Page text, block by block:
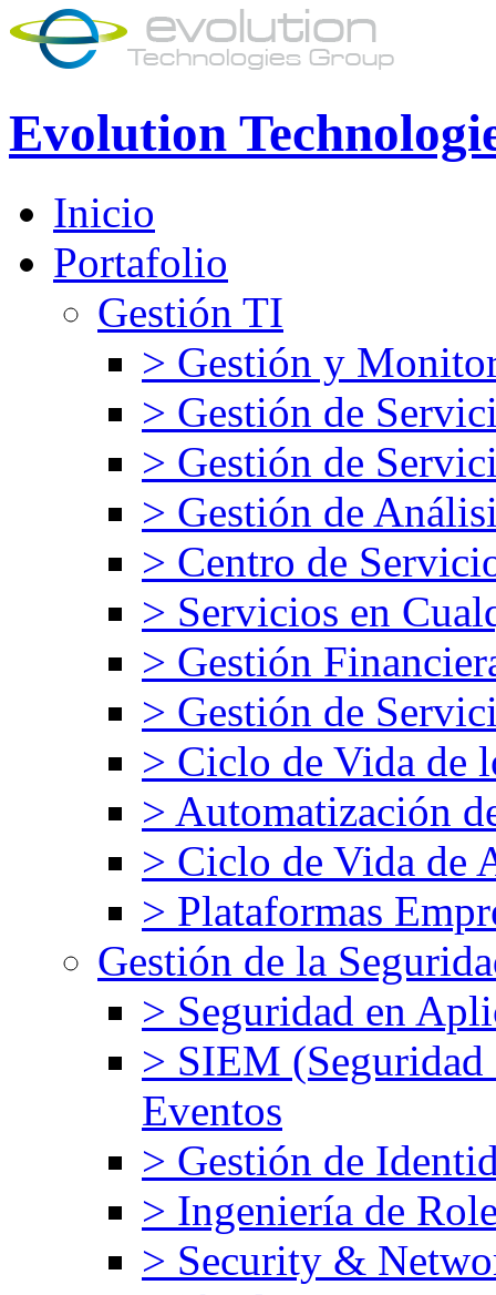
Evolution
Inicio
Portafolio
Gestión TI
> Gestión y
> Gestión de
> Gestión de
> Gestión de
> Centro de
> Servicios en
> Gestión
> Gestión de
> Ciclo de Vida de
> Automatización
> Ciclo de Vida de
> Plataformas
Gestión de la
> Seguridad en
> SIEM
Eventos
> Gestión de
> Ingeniería de
> Security &